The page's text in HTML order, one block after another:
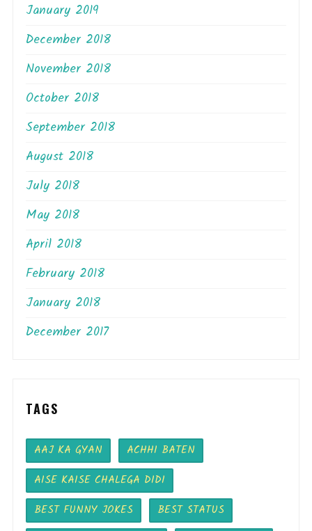
January 2019
December 2018
November 2018
October 2018
September 2018
August 2018
July 2018
May 2018
April 2018
February 2018
January 2018
December 2017
TAGS
AAJ KA GYAN
ACHHI BATEN
AISE KAISE CHALEGA DIDI
BEST FUNNY JOKES
BEST STATUS